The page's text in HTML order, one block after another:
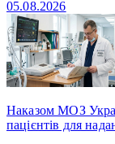
05.08.2026
Наказом МОЗ
пацієнтів для